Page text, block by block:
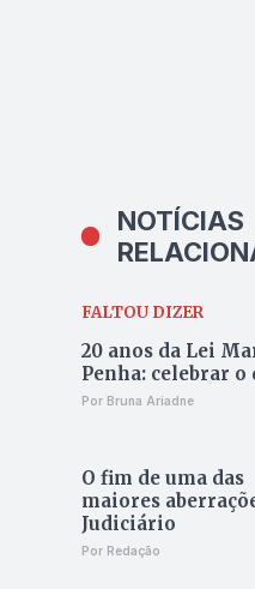
NOTÍCIAS
FALTOU DIZER
20 anos da Lei
Penha: celebrar o
Por Bruna Ariadne
O fim de uma das
maiores
Judiciário
Por Redação